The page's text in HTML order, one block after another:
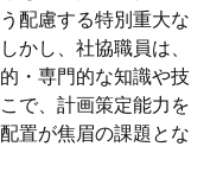
配慮する特別重大な
かし、社協職員は、
・専門的な知識や技
で、計画策定能力を
置が焦眉の課題とな